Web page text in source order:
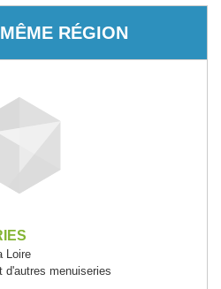
RÉGION
Loire
d'autres menuiseries